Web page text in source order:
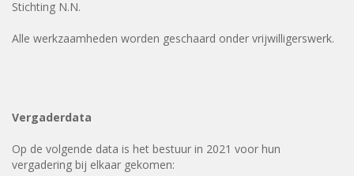
Stichting N.N.
Alle werkzaamheden worden geschaard onder vrijwilligerswerk.
Vergaderdata
Op de volgende data is het bestuur in 2021 voor hun
vergadering bij elkaar gekomen: